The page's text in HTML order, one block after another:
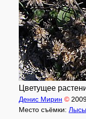
Цветущее
Денис Мирин ©
Место съёмки: